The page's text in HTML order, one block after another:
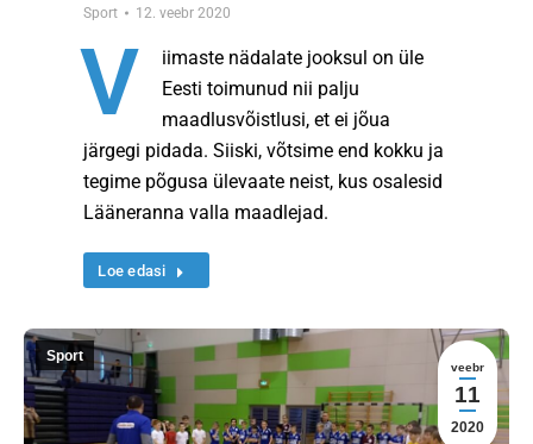
Sport 12. veebr 2020
V
iimaste nädalate jooksul on üle
Eesti toimunud nii palju
maadlusvõistlusi, et ei jõua
järgegi pidada. Siiski, võtsime end kokku ja
tegime põgusa ülevaate neist, kus osalesid
Lääneranna valla maadlejad.
Loe edasi
veebr
11
2020
Sport